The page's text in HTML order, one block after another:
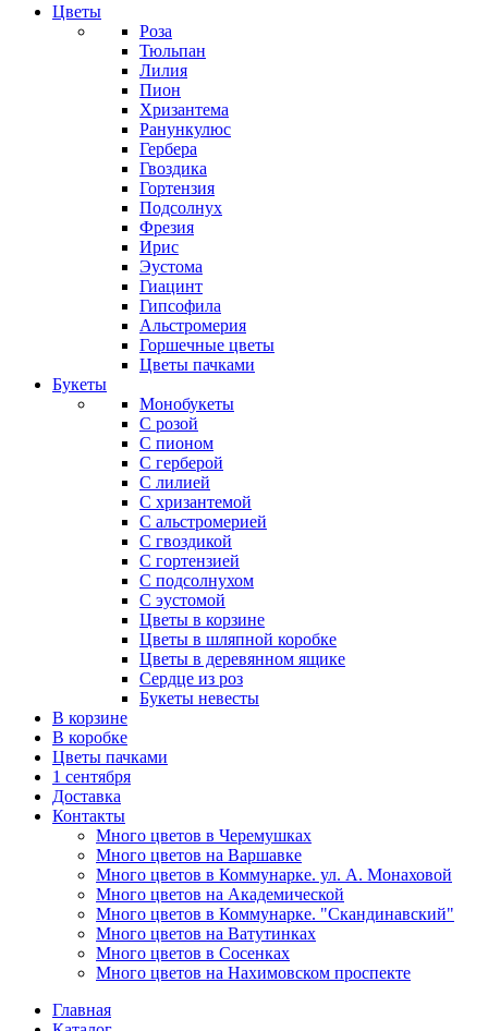
Цветы
Роза
Тюльпан
Лилия
Пион
Хризантема
Ранункулюс
Гербера
Гвоздика
Гортензия
Подсолнух
Фрезия
Ирис
Эустома
Гиацинт
Гипсофила
Альстромерия
Горшечные цветы
Цветы пачками
Букеты
Монобукеты
С розой
С пионом
С герберой
С лилией
С хризантемой
С альстромерией
С гвоздикой
С гортензией
С подсолнухом
С эустомой
Цветы в корзине
Цветы в шляпной коробке
Цветы в деревянном ящике
Сердце из роз
Букеты невесты
В корзине
В коробке
Цветы пачками
1 сентября
Доставка
Контакты
Много цветов в Черемушках
Много цветов на Варшавке
Много цветов в Коммунарке. ул. А. Монаховой
Много цветов на Академической
Много цветов в Коммунарке. "Скандинавский"
Много цветов на Ватутинках
Много цветов в Сосенках
Много цветов на Нахимовском проспекте
Главная